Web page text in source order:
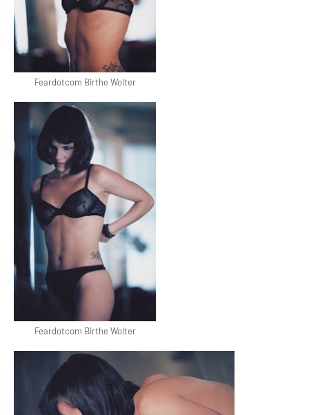
Feardotcom Birthe Wolter
Feardotcom Birthe Wolter